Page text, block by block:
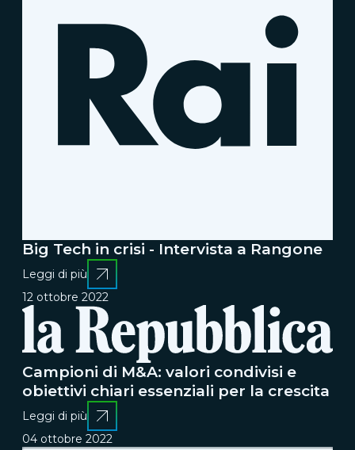
Big Tech in crisi - Intervista a Rangone
Leggi di più
12 ottobre 2022
Campioni di M&A: valori condivisi e
obiettivi chiari essenziali per la crescita
Leggi di più
04 ottobre 2022